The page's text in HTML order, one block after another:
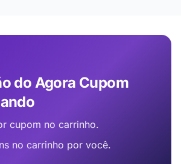
do Agora Cupom
cupom no carrinho.
no carrinho por você.